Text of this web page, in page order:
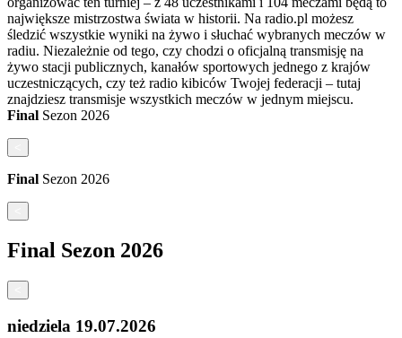
największe mistrzostwa świata w historii. Na radio.pl możesz
śledzić wszystkie wyniki na żywo i słuchać wybranych meczów w
radiu. Niezależnie od tego, czy chodzi o oficjalną transmisję na
żywo stacji publicznych, kanałów sportowych jednego z krajów
uczestniczących, czy też radio kibiców Twojej federacji – tutaj
znajdziesz transmisje wszystkich meczów w jednym miejscu.
Final Sezon 2026
Final Sezon 2026
Final Sezon 2026
niedziela 19.07.2026